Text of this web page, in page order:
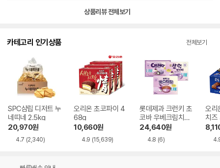
상품리뷰 전체보기
카테고리 인기상품 전체보기
SPC삼립 디저트 누
네띠네 2.5kg
20,970원
4.7 (2,340)
오리온 초코파이 4
68g
10,660원
4.9 (15,639)
롯데제과 크런키 초
코바 우베크림치즈
330g + 카스타드
우베라떼 414g +
찰떡파이 우베크림
24,640원
4.8 (6)
오리
치
g